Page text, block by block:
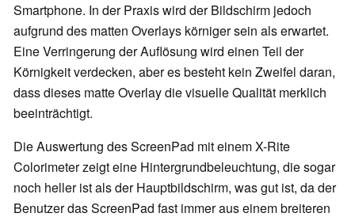
Smartphone. In der Praxis wird der Bildschirm jedoch
aufgrund des matten Overlays körniger sein als erwartet.
Eine Verringerung der Auflösung wird einen Teil der
Körnigkeit verdecken, aber es besteht kein Zweifel daran,
dass dieses matte Overlay die visuelle Qualität merklich
beeinträchtigt.
Die Auswertung des ScreenPad mit einem X-Rite
Colorimeter zeigt eine Hintergrundbeleuchtung, die sogar
noch heller ist als der Hauptbildschirm, was gut ist, da der
Benutzer das ScreenPad fast immer aus einem breiteren